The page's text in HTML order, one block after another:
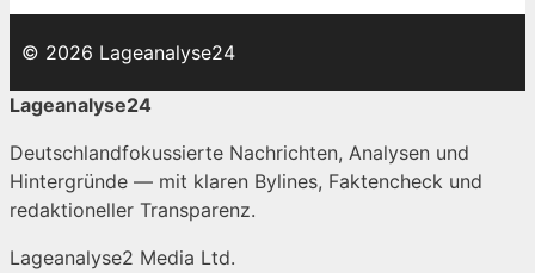
© 2026 Lageanalyse24
Lageanalyse24
Deutschlandfokussierte Nachrichten, Analysen und
Hintergründe — mit klaren Bylines, Faktencheck und
redaktioneller Transparenz.
Lageanalyse2 Media Ltd.